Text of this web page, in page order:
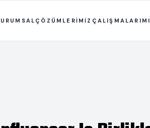
ÇÖZÜMLERİMİZ